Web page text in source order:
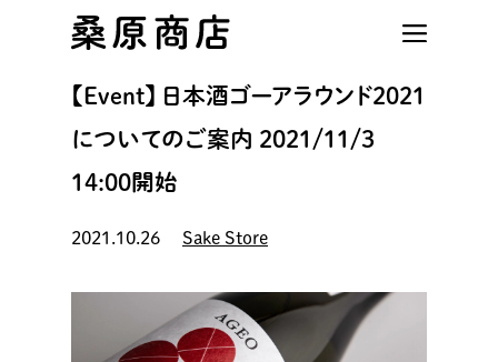
【Event】 日本酒ゴーアラウンド2021
についてのご案内 2021/11/3
14:00開始
2021.10.26 Sake Store